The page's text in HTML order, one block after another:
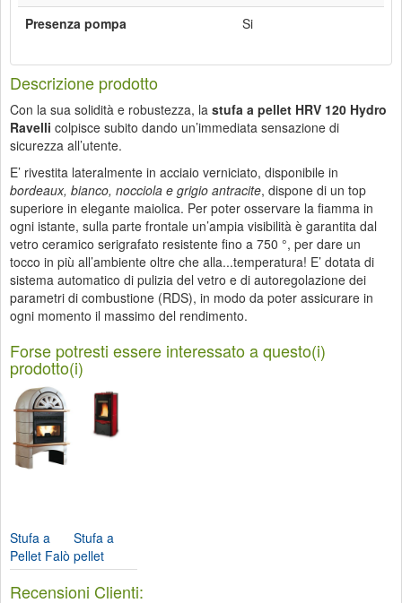
Presenza pompa
Si
Descrizione prodotto
Con la sua solidità e robustezza, la stufa a pellet HRV 120 Hydro
Ravelli colpisce subito dando un’immediata sensazione di
sicurezza all’utente.
E’ rivestita lateralmente in acciaio verniciato, disponibile in
bordeaux, bianco, nocciola e grigio antracite, dispone di un top
superiore in elegante maiolica. Per poter osservare la fiamma in
ogni istante, sulla parte frontale un’ampia visibilità è garantita dal
vetro ceramico serigrafato resistente fino a 750 °, per dare un
tocco in più all’ambiente oltre che alla...temperatura! E’ dotata di
sistema automatico di pulizia del vetro e di autoregolazione dei
parametri di combustione (RDS), in modo da poter assicurare in
ogni momento il massimo del rendimento.
Forse potresti essere interessato a questo(i)
prodotto(i)
Stufa a
Pellet Falò
1xlp-
Nordica...
Stufa a
pellet
Duchessa
Idro-
Recensioni Clienti: